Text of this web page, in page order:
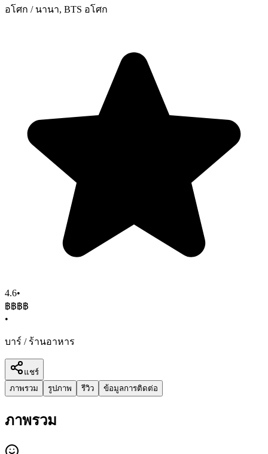
อโศก / นานา, BTS อโศก
4.6•
฿฿฿฿
•
บาร์ / ร้านอาหาร
แชร์
ภาพรวม
รูปภาพ รีวิว ข้อมูลการติดต่อ
ภาพรวม